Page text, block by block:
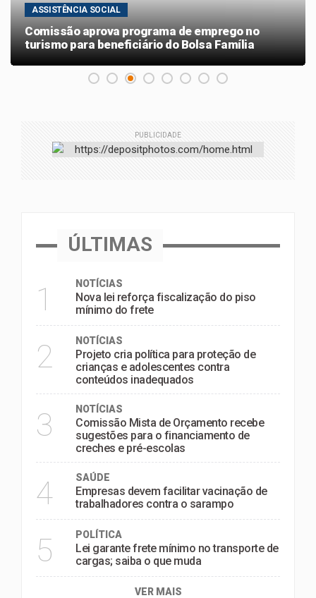
ASSISTÊNCIA SOCIAL
Comissão aprova programa de emprego no
turismo para beneficiário do Bolsa Família
PUBLICIDADE
ÚLTIMAS
1 NOTÍCIAS
Nova lei reforça fiscalização do piso
mínimo do frete
2 NOTÍCIAS
Projeto cria política para proteção de
crianças e adolescentes contra
conteúdos inadequados
3 NOTÍCIAS
Comissão Mista de Orçamento recebe
sugestões para o financiamento de
creches e pré-escolas
4 SAÚDE
Empresas devem facilitar vacinação de
trabalhadores contra o sarampo
5 POLÍTICA
Lei garante frete mínimo no transporte de
cargas; saiba o que muda
VER MAIS